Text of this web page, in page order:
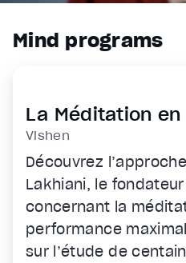
Mind programs
La Méditation en
Vishen
Découvrez
Lakhiani, le
concernant la
performance
sur l’étude de